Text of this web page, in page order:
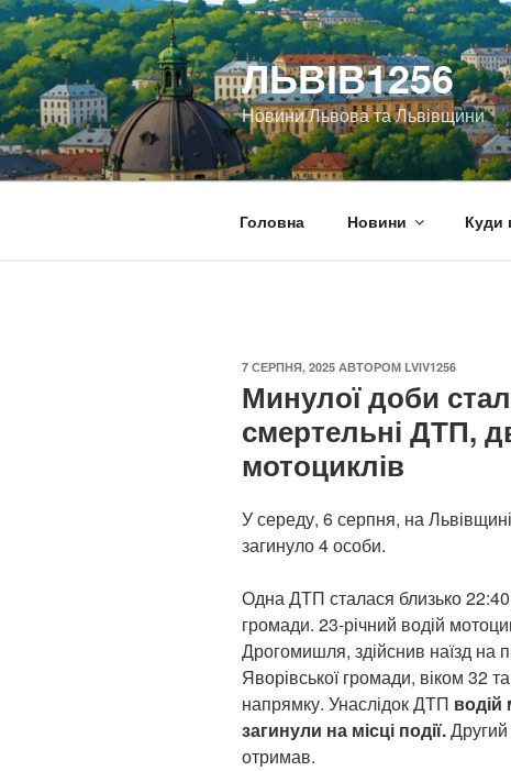
Перейти
до
вмісту
ЛЬВІВ1256
Новини Львова та Львівщини
Головна Новини Куди
ОПУБЛІКОВАНО
7 СЕРПНЯ, 2025 АВТОРОМ LVIV1256
Минулої доби
смертельні ДТП,
мотоциклів
У середу, 6 серпня, на
загинуло 4 особи.
Одна ДТП сталася близько
громади. 23-річний водій
Дрогомишля, здійснив наїзд на
Яворівської громади, віком 32
напрямку. Унаслідок ДТП водій
загинули на місці події.
отримав.